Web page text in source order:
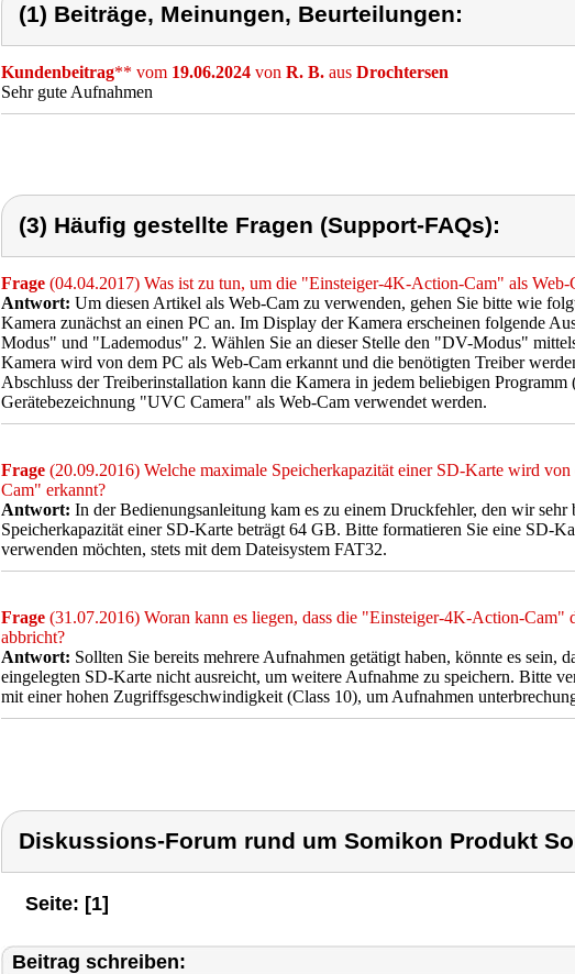
(1) Beiträge, Meinungen, Beurteilungen:
Kundenbeitrag** vom 19.06.2024 von R. B. aus Drochtersen
Sehr gute Aufnahmen
(3) Häufig gestellte Fragen (Support-FAQs):
Frage (04.04.2017) Was ist zu tun, um die "Einsteiger-4K-Action-Cam" als Web-
Antwort: Um diesen Artikel als Web-Cam zu verwenden, gehen Sie bitte wie
Kamera zunächst an einen PC an. Im Display der Kamera erscheinen folgende
Modus" und "Lademodus" 2. Wählen Sie an dieser Stelle den "DV-Modus"
Kamera wird von dem PC als Web-Cam erkannt und die benötigten Treiber
Abschluss der Treiberinstallation kann die Kamera in jedem beliebigen
Gerätebezeichnung "UVC Camera" als Web-Cam verwendet werden.
Frage (20.09.2016) Welche maximale Speicherkapazität einer SD-Karte wird
Cam" erkannt?
Antwort: In der Bedienungsanleitung kam es zu einem Druckfehler, den wir sehr
Speicherkapazität einer SD-Karte beträgt 64 GB. Bitte formatieren Sie eine SD-
verwenden möchten, stets mit dem Dateisystem FAT32.
Frage (31.07.2016) Woran kann es liegen, dass die "Einsteiger-4K-Action-Cam"
abbricht?
Antwort: Sollten Sie bereits mehrere Aufnahmen getätigt haben, könnte es sein,
eingelegten SD-Karte nicht ausreicht, um weitere Aufnahme zu speichern. Bitte
mit einer hohen Zugriffsgeschwindigkeit (Class 10), um Aufnahmen
Diskussions-Forum rund um Somikon Produkt
Seite: [1]
Beitrag schreiben: